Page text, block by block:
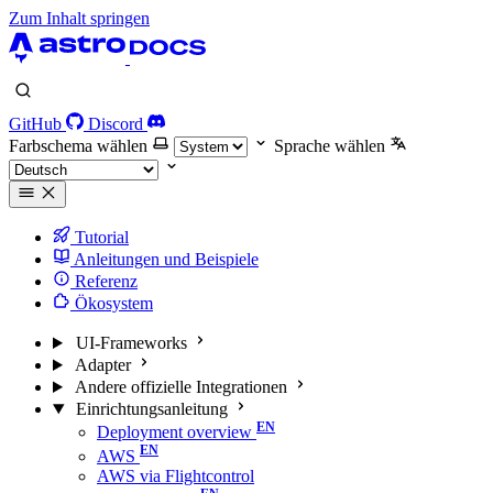
Zum Inhalt springen
GitHub
Discord
Farbschema wählen
Sprache wählen
Tutorial
Anleitungen und Beispiele
Referenz
Ökosystem
UI-Frameworks
Adapter
Andere offizielle Integrationen
Einrichtungsanleitung
Deployment overview
AWS
AWS via Flightcontrol